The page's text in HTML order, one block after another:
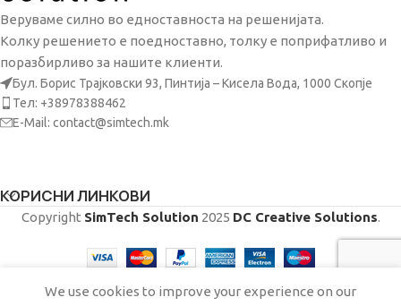
Веруваме силно во едноставноста на решенијата.
Колку решението е поедноставно, толку е поприфатливо и
поразбирливо за нашите клиенти.
Бул. Борис Трајковски 93, Пинтија – Кисела Вода, 1000 Скопје
Тел: +38978388462
E-Mail: contact@simtech.mk
КОРИСНИ ЛИНКОВИ
Copyright SimTech Solution 2025 DC Creative Solutions.
We use cookies to improve your experience on our